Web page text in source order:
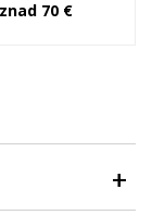
70 €